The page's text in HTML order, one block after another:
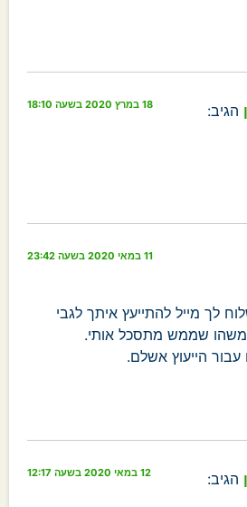
הגיב: 18 במרץ 2020 בשעה 18:10
11 במאי 2020 בשעה 23:42
לך מייל להתייעץ איתך לגבי
משהו שממש מתסכל אותי.
הייעוץ אשלם.
הגיב: 12 במאי 2020 בשעה 12:17